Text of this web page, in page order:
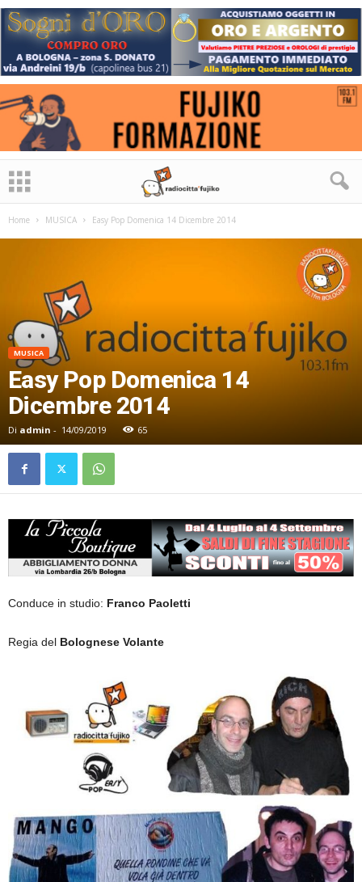
Home MUSICA Easy Pop Domenica 14 Dicembre 2014
MUSICA
Easy Pop Domenica 14
Dicembre 2014
Di admin - 14/09/2019 65
Conduce in studio: Franco Paoletti
Regia del Bolognese Volante